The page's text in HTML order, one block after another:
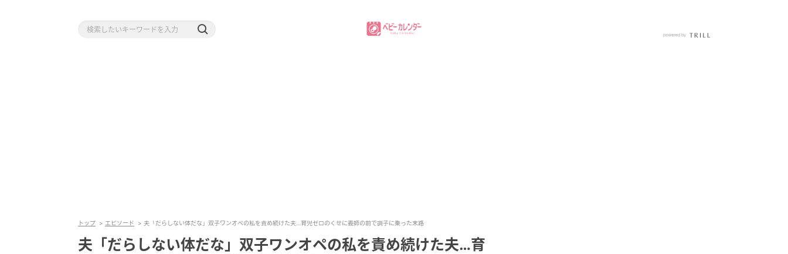
トップ エピソード 夫「だらしない体だな」双子ワンオペの私を責め続けた夫…育児ゼロのくせに義姉の前で調子に乗った末路
夫「だらしない体だな」双子ワンオペの私を責め続けた夫…育